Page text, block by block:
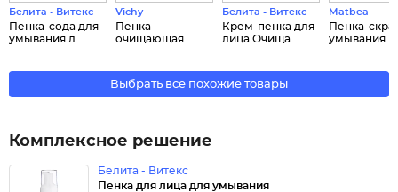
Белита - Витекс
Пенка-сода для
умывания л...
Vichy
Пенка
очищающая
Белита - Витекс
Крем-пенка для
лица Очища...
Matbea
Пенка-
умывания...
Выбрать все похожие товары
Комплексное решение
Белита - Витекс
Пенка для лица для умывания